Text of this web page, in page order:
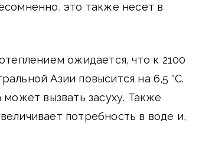
это также несет в
ожидается, что к 2100
Азии повысится на 6,5 °C.
вызвать засуху. Также
потребность в воде и,